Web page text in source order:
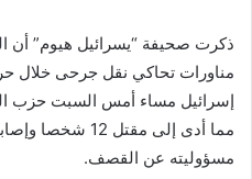
ذكرت صحيفة “يسرائيل هيوم” أن
مناورات تحاكي نقل جرحى خلال
إسرائيل مساء أمس السبت حزب
مسؤوليته عن القصف.